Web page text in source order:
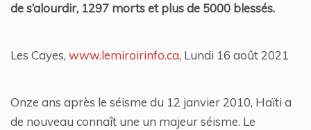
de s’alourdir, 1297 morts et plus de 5000 blessés.
Les Cayes, www.lemiroirinfo.ca, Lundi 16 août 2021
Onze ans après le séisme du 12 janvier 2010, Haïti a
de nouveau connaît une un majeur séisme. Le